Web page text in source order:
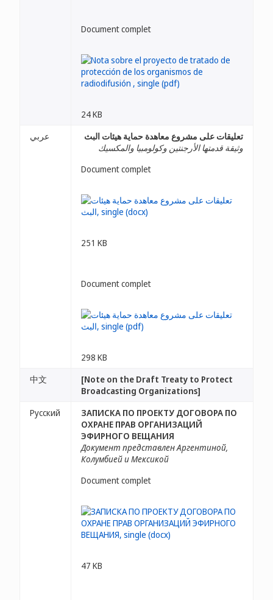
Document complet
24 KB
عربي
تعليقات على مشروع معاهدة حماية هيئات البث
وثيقة قدمتها الأرجنتين وكولومبيا والمكسيك
Document complet
251 KB
Document complet
298 KB
中文
[Note on the Draft Treaty to Protect
Broadcasting Organizations]
Русский
ЗАПИСКА ПО ПРОЕКТУ ДОГОВОРА ПО
ОХРАНЕ ПРАВ ОРГАНИЗАЦИЙ
ЭФИРНОГО ВЕЩАНИЯ
Документ представлен Аргентиной,
Колумбией и Мексикой
Document complet
47 KB